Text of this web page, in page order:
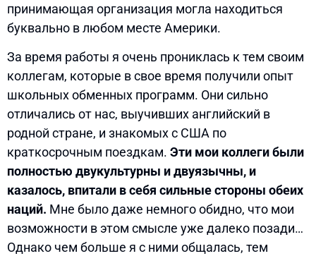
принимающая организация могла находиться
буквально в любом месте Америки.
За время работы я очень прониклась к тем своим
коллегам, которые в свое время получили опыт
школьных обменных программ. Они сильно
отличались от нас, выучивших английский в
родной стране, и знакомых с США по
краткосрочным поездкам. Эти мои коллеги были
полностью двукультурны и двуязычны, и
казалось, впитали в себя сильные стороны обеих
наций. Мне было даже немного обидно, что мои
возможности в этом смысле уже далеко позади…
Однако чем больше я с ними общалась, тем